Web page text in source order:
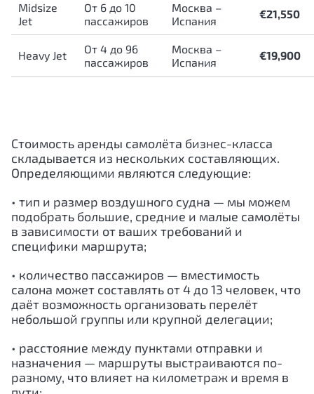
Midsize
Jet
От 6 до 10
пассажиров
Москва –
Испания
€21,550
Heavy Jet
От 4 до 96
пассажиров
Москва –
Испания
€19,900
Стоимость аренды самолёта бизнес-класса
складывается из нескольких составляющих.
Определяющими являются следующие:
• тип и размер воздушного судна — мы можем
подобрать большие, средние и малые самолёты
в зависимости от ваших требований и
специфики маршрута;
• количество пассажиров — вместимость
салона может составлять от 4 до 13 человек, что
даёт возможность организовать перелёт
небольшой группы или крупной делегации;
• расстояние между пунктами отправки и
назначения — маршруты выстраиваются по-
разному, что влияет на километраж и время в